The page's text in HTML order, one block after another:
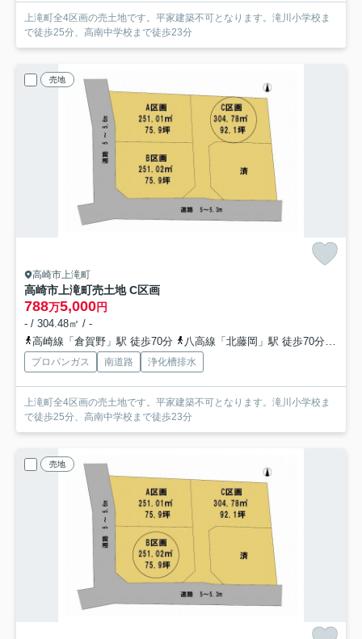
上滝町全4区画の売土地です。平家建築不可となります。滝川小学校ま
で徒歩25分、高南中学校まで徒歩23分
売地
高崎市上滝町
高崎市上滝町売土地 C区画
788万5,000円
- / 304.48㎡ / -
高崎線「倉賀野」駅 徒歩70分
八高線「北藤岡」駅 徒歩70分
プロパンガス 南道路 浄化槽排水
上滝町全4区画の売土地です。平家建築不可となります。滝川小学校ま
で徒歩25分、高南中学校まで徒歩23分
売地